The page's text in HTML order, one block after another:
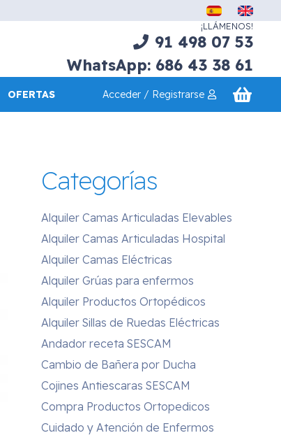
¡LLÁMENOS!
91 498 07 53
WhatsApp: 686 43 38 61
OFERTAS Acceder / Registrarse
Categorías
Alquiler Camas Articuladas Elevables
Alquiler Camas Articuladas Hospital
Alquiler Camas Eléctricas
Alquiler Grúas para enfermos
Alquiler Productos Ortopédicos
Alquiler Sillas de Ruedas Eléctricas
Andador receta SESCAM
Cambio de Bañera por Ducha
Cojines Antiescaras SESCAM
Compra Productos Ortopedicos
Cuidado y Atención de Enfermos